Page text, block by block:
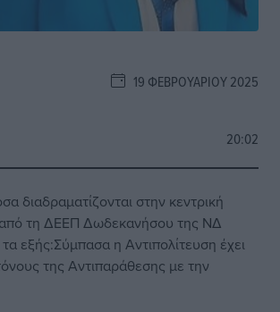
19 ΦΕΒΡΟΥΑΡΊΟΥ 2025
20:02
διαδραματίζονται στην κεντρική
από τη ΔΕΕΠ Δωδεκανήσου της ΝΔ
εξής:Σύμπασα η Αντιπολίτευση έχει
της Αντιπαράθεσης με την